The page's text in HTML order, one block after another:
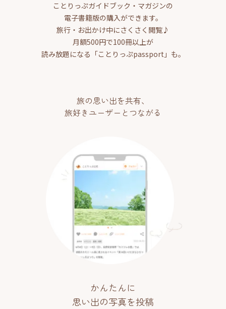
ことりっぷガイドブック・マガジンの
電子書籍版の購入ができます。
旅行・お出かけ中にさくさく閲覧♪
月額500円で100冊以上が
読み放題になる「ことりっぷpassport」も。
旅の思い出を共有、
旅好きユーザーとつながる
かんたんに
思い出の写真を投稿